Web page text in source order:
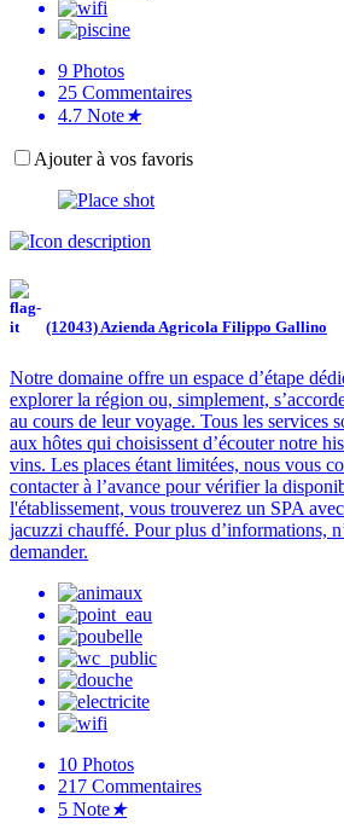
9 Photos
25 Commentaires
4.7 Note★
Ajouter à vos favoris
(12043) Azienda Agricola Filippo Gallino
Notre domaine offre un espace d’étape
explorer la région ou, simplement,
au cours de leur voyage. Tous les services
aux hôtes qui choisissent d’écouter notre
vins. Les places étant limitées, nous vous
contacter à l’avance pour vérifier la
l'établissement, vous trouverez un SPA
jacuzzi chauffé. Pour plus d’informations,
demander.
10 Photos
217 Commentaires
5 Note★